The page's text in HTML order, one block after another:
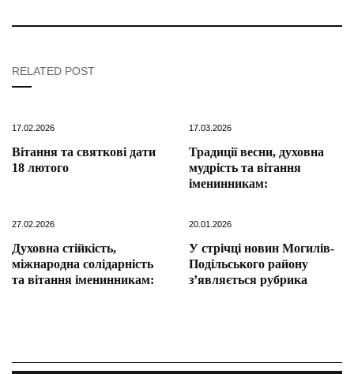
RELATED POST
17.02.2026
Вітання та святкові дати
18 лютого
17.03.2026
Традиції весни, духовна
мудрість та вітання
іменинникам:
27.02.2026
Духовна стійкість,
міжнародна солідарність
та вітання іменинникам:
20.01.2026
У стрічці новин Могилів-
Подільського району
з’являється рубрика